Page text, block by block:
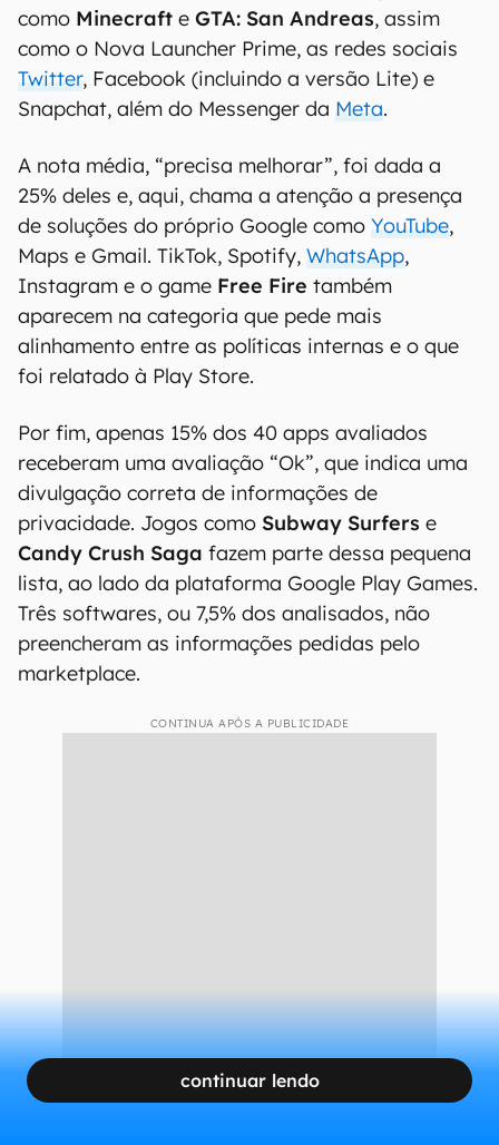
como Minecraft e GTA: San Andreas, assim
como o Nova Launcher Prime, as redes sociais
Twitter, Facebook (incluindo a versão Lite) e
Snapchat, além do Messenger da Meta.
A nota média, “precisa melhorar”, foi dada a
25% deles e, aqui, chama a atenção a presença
de soluções do próprio Google como YouTube,
Maps e Gmail. TikTok, Spotify, WhatsApp,
Instagram e o game Free Fire também
aparecem na categoria que pede mais
alinhamento entre as políticas internas e o que
foi relatado à Play Store.
Por fim, apenas 15% dos 40 apps avaliados
receberam uma avaliação “Ok”, que indica uma
divulgação correta de informações de
privacidade. Jogos como Subway Surfers e
Candy Crush Saga fazem parte dessa pequena
lista, ao lado da plataforma Google Play Games.
Três softwares, ou 7,5% dos analisados, não
preencheram as informações pedidas pelo
marketplace.
CONTINUA APÓS A PUBLICIDADE
continuar lendo